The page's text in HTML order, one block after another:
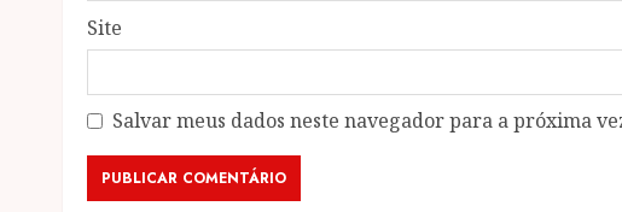
Site
Salvar meus dados neste navegador para a próxima